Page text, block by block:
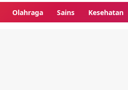
Olahraga Sains Kesehatan